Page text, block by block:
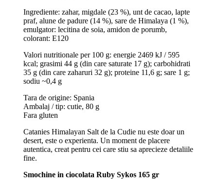
Ingrediente: zahar, migdale (23 %), unt de cacao, lapte
praf, alune de padure (14 %), sare de Himalaya (1 %),
emulgator: lecitina de soia, amidon de porumb,
colorant: E120
Valori nutritionale per 100 g: energie 2469 kJ / 595
kcal; grasimi 44 g (din care saturate 17 g); carbohidrati
35 g (din care zaharuri 32 g); proteine 11,6 g; sare 1 g;
sodiu ~0,4 g
Tara de origine: Spania
Ambalaj / tip: cutie, 80 g
Fara gluten
Catanies Himalayan Salt de la Cudie nu este doar un
desert, este o experienta. Un moment de placere
autentica, creat pentru cei care stiu sa aprecieze detaliile
fine.
Smochine in ciocolata Ruby Sykos 165 gr